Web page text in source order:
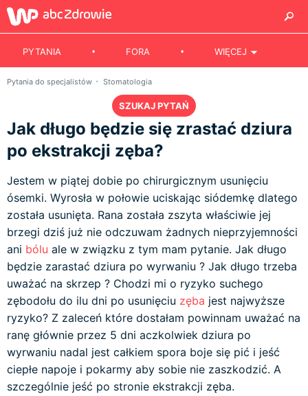
PYTANIA FORA WIĘCEJ
Pytania do specjalistów Stomatologia
SZUKAJ PYTAŃ
Jak długo będzie się zrastać dziura
po ekstrakcji zęba?
Jestem w piątej dobie po chirurgicznym usunięciu
ósemki. Wyrosła w połowie uciskając siódemkę dlatego
została usunięta. Rana została zszyta właściwie jej
brzegi dziś już nie odczuwam żadnych nieprzyjemności
ani bólu ale w związku z tym mam pytanie. Jak długo
będzie zarastać dziura po wyrwaniu ? Jak długo trzeba
uważać na skrzep ? Chodzi mi o ryzyko suchego
zębodołu do ilu dni po usunięciu zęba jest najwyższe
ryzyko? Z zaleceń które dostałam powinnam uważać na
ranę głównie przez 5 dni aczkolwiek dziura po
wyrwaniu nadal jest całkiem spora boje się pić i jeść
ciepłe napoje i pokarmy aby sobie nie zaszkodzić. A
szczególnie jeść po stronie ekstrakcji zęba.